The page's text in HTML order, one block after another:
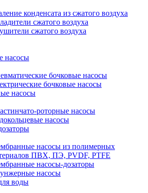
конденсата из сжатого воздуха
сжатого воздуха
сжатого воздуха
насосы
бочковые насосы
бочковые насосы
насосы
роторные насосы
насосы
насосы из полимерных
ПВХ, ПЭ, PVDF, PTFE
насосы-дозаторы
насосы
воды